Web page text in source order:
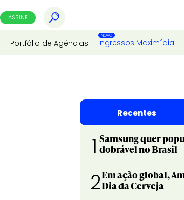
ASSINE
Portfólio de Agências Ingressos Maximídia
Recentes
1 Samsung quer
dobrável no Brasil
2Em ação global,
Dia da Cerveja